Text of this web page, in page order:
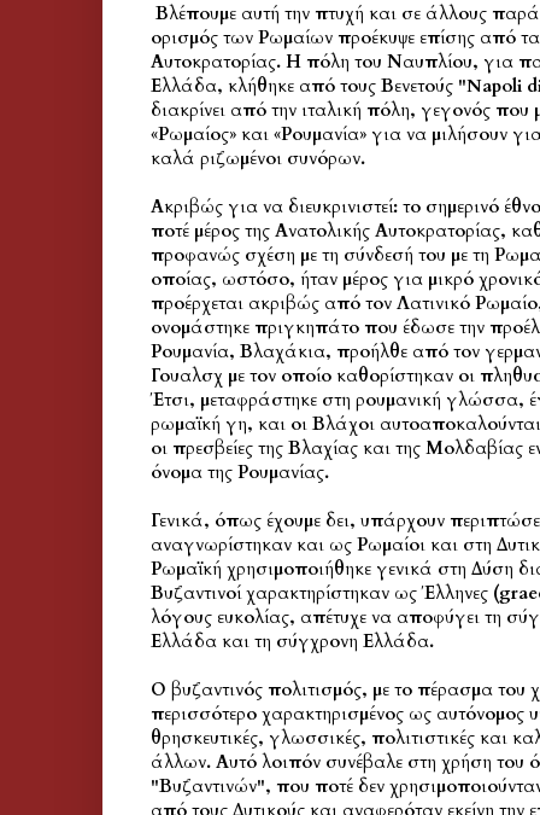
Βλέπουμε αυτή την πτυχή και σε άλλους
ορισμός των Ρωμαίων προέκυψε επίσης από
Αυτοκρατορίας. Η πόλη του Ναυπλίου, για
Ελλάδα, κλήθηκε από τους Βενετούς "Napoli
διακρίνει από την ιταλική πόλη, γεγονός που
«Ρωμαίος» και «Ρουμανία» για να μιλήσουν
καλά ριζωμένοι συνόρων.
Ακριβώς για να διευκρινιστεί: το σημερινό
ποτέ μέρος της Ανατολικής Αυτοκρατορίας,
προφανώς σχέση με τη σύνδεσή του με τη
οποίας, ωστόσο, ήταν μέρος για μικρό
προέρχεται ακριβώς από τον Λατινικό
ονομάστηκε πριγκηπάτο που έδωσε την
Ρουμανία, Βλαχάκια, προήλθε από τον
Γουαλσχ με τον οποίο καθορίστηκαν οι
Έτσι, μεταφράστηκε στη ρουμανική γλώσσα,
ρωμαϊκή γη, και οι Βλάχοι
οι πρεσβείες της Βλαχίας και της Μολδαβίας
όνομα της Ρουμανίας.
Γενικά, όπως έχουμε δει, υπάρχουν
αναγνωρίστηκαν και ως Ρωμαίοι και στη
Ρωμαϊκή χρησιμοποιήθηκε γενικά στη Δύση
Βυζαντινοί χαρακτηρίστηκαν ως Έλληνες
λόγους ευκολίας, απέτυχε να αποφύγει τη
Ελλάδα και τη σύγχρονη Ελλάδα.
Ο βυζαντινός πολιτισμός, με το πέρασμα του
περισσότερο χαρακτηρισμένος ως αυτόνομος
θρησκευτικές, γλωσσικές, πολιτιστικές και
άλλων. Αυτό λοιπόν συνέβαλε στη χρήση του
"Βυζαντινών", που ποτέ δεν